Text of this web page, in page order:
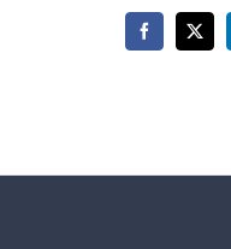
Facebook
X